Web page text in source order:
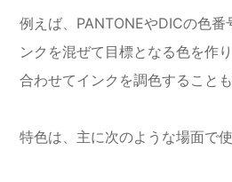
例えば、PANTONEやDICの色番
ンクを混ぜて目標となる色を作
合わせてインクを調色することも
特色は、主に次のような場面で使